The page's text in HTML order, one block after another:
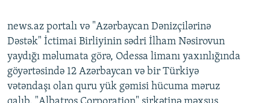
news.az portalı və "Azərbaycan Dənizçilərinə
Dəstək" İctimai Birliyinin sədri İlham Nəsirovun
yaydığı məlumata görə, Odessa limanı yaxınlığında
göyərtəsində 12 Azərbaycan və bir Türkiyə
vətəndaşı olan quru yük gəmisi hücuma məruz